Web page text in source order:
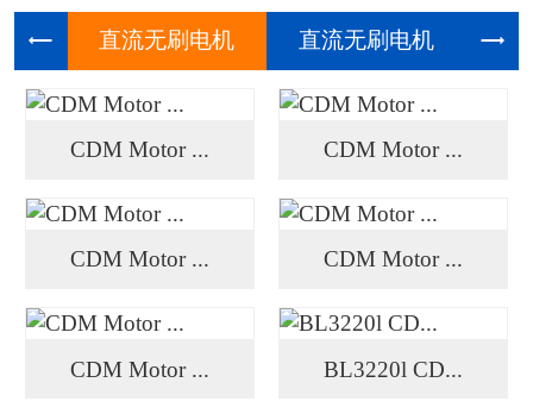
直流无刷 直流无刷 高压
CDM Motor ... CDM Motor ...
CDM Motor ... CDM Motor ...
CDM Motor ... BL3220l CD...